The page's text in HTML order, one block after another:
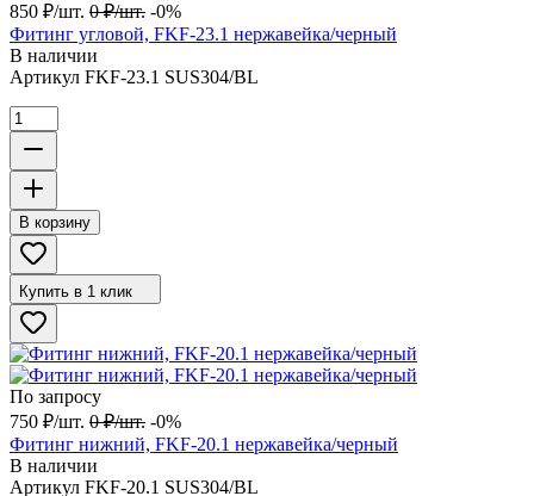
850 ₽/шт. 0 ₽/шт. -0%
Фитинг угловой, FKF-23.1 нержавейка/черный
В наличии
Артикул FKF-23.1 SUS304/BL
В корзину
Купить в 1 клик
По запросу
750 ₽/шт. 0 ₽/шт. -0%
Фитинг нижний, FKF-20.1 нержавейка/черный
В наличии
Артикул FKF-20.1 SUS304/BL